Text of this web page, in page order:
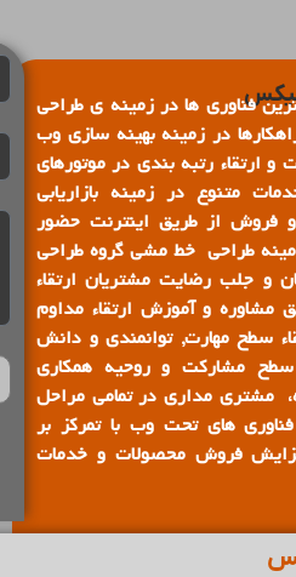
فناوری ها در زمینه ی طراحی
در زمینه بهینه سازی وب
ارتقاء رتبه بندی در موتورهای
متنوع در زمینه بازاریابی
و فروش از طریق اینترنت حضور
طراحی خط مشی گروه طراحی
و جلب رضایت مشتریان ارتقاء
مشاوره و آموزش ارتقاء مداوم
سطح مهارت, توانمندی و دانش
سطح مشارکت و روحیه همکاری
مشتری مداری در تمامی مراحل
های تحت وب با تمرکز بر
فروش محصولات و خدمات